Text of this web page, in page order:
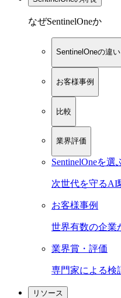
なぜSentinelOneか
SentinelOneの違い
お客様事例
比較
業界評価
SentinelOneを選
次世代を守るAI
お客様事例
世界有数の企業
業界賞・評価
専門家による検
リソース